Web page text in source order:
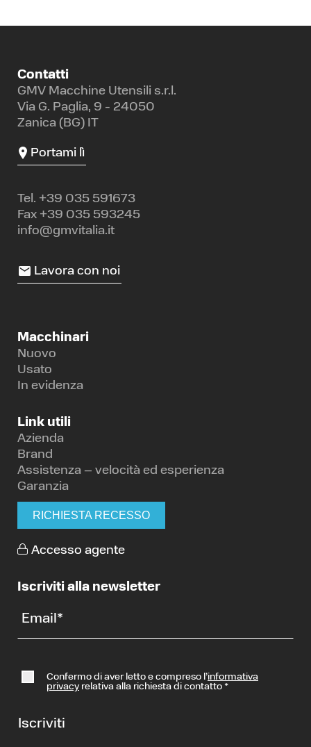
Contatti
GMV Macchine Utensili s.r.l.
Via G. Paglia, 9 - 24050
Zanica (BG) IT
Portami lì
Tel. +39 035 591673
Fax +39 035 593245
info@gmvitalia.it
Lavora con noi
Macchinari
Nuovo
Usato
In evidenza
Link utili
Azienda
Brand
Assistenza – velocità ed esperienza
Garanzia
RICHIESTA RECESSO
Accesso agente
Iscriviti alla newsletter
Email *
Confermo di aver letto e compreso l’informativa
privacyrelativa alla richiesta di contatto *
Iscriviti